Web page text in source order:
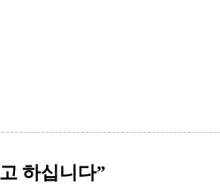
하십니다”